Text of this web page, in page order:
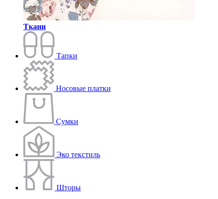
Ткани
Тапки
Носовые платки
Сумки
Эко текстиль
Шторы